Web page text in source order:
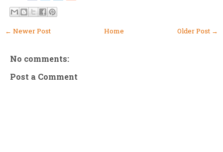
← Newer Post Older Post →
Home
No comments:
Post a Comment